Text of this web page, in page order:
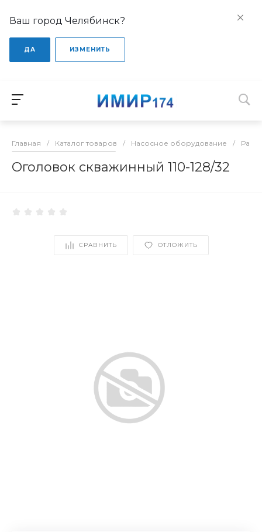
Ваш город Челябинск?
ДА ИЗМЕНИТЬ
Главная / Каталог товаров / Насосное оборудование /
Оголовок скважинный 110-128/32
СРАВНИТЬ ОТЛОЖИТЬ